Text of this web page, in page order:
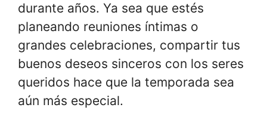
durante años. Ya sea que estés
planeando reuniones íntimas o
grandes celebraciones, compartir tus
buenos deseos sinceros con los seres
queridos hace que la temporada sea
aún más especial.